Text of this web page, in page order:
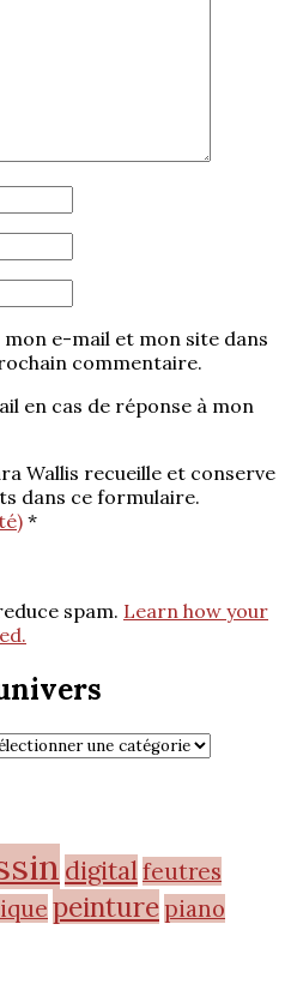
e-mail et mon site dans
commentaire.
en cas de réponse à mon
Wallis recueille et conserve
dans ce formulaire.
*
spam. Learn how your
digitalfeutres
peinturepiano